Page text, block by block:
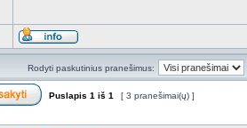
Rodyti paskutinius pranešimus:
Puslapis 1 iš 1 [ 3 pranešimai(ų) ]